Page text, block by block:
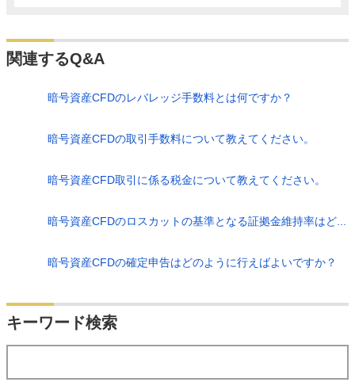
関連するQ&A
暗号資産CFDのレバレッジ手数料とは何ですか？
暗号資産CFDの取引手数料について教えてください。
暗号資産CFD取引に係る税金について教えてください。
暗号資産CFDのロスカットの基準となる証拠金維持率はど...
暗号資産CFDの確定申告はどのように行えばよいですか？
キーワード検索